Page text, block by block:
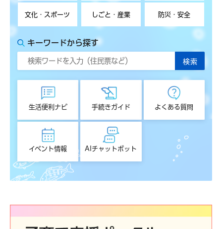
文化・スポーツ しごと・産業 防災・安全
キーワードから探す
生活便利ナビ 手続きガイド よくある質問
イベント情報 AIチャットボット